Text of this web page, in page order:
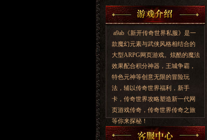
a9ab《新开传奇世界私服》是一
款魔幻元素与武侠风格相结合的
大型ARPG网页游戏。炫酷的魔法
效果配合积分神器，王城争霸，
特色元神等创意无限的冒险玩
法，辅以传奇世界福利，新手
卡，传奇世界攻略塑造新一代网
页游戏传奇，传奇世界传奇之旅
等你来探秘！